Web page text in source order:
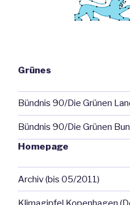
Grünes
Bündnis 90/Die Grünen
Bündnis 90/Die Grünen
Homepage
Archiv (bis 05/2011)